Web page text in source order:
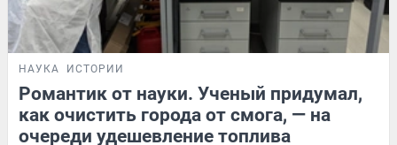
НАУКА ИСТОРИИ
Романтик от науки. Ученый придумал,
как очистить города от смога, — на
очереди удешевление топлива